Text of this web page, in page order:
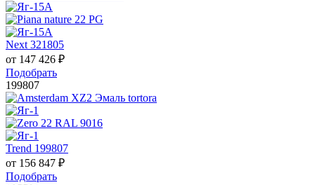
Next 321805
от 147 426 ₽
Подобрать
199807
Trend 199807
от 156 847 ₽
Подобрать